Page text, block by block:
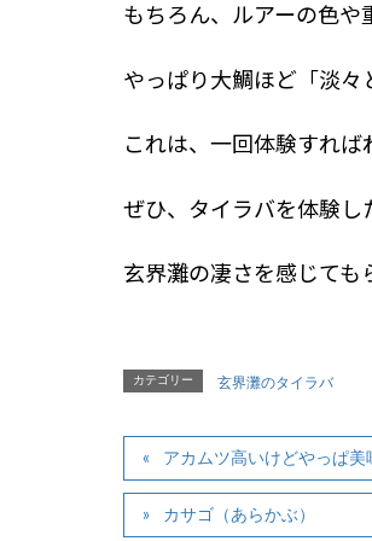
もちろん、ルアーの色や
やっぱり大鯛ほど「淡々
これは、一回体験すれば
ぜひ、タイラバを体験し
玄界灘の凄さを感じても
カテゴリー 玄界灘のタイラバ
アカムツ高いけどやっぱ美
カサゴ（あらかぶ）